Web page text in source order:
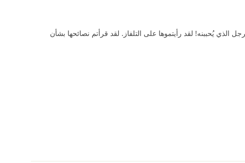
الذي يُحببنه! لقد رأيتموها على التلفاز. لقد قرأتم نصائحها بشأن